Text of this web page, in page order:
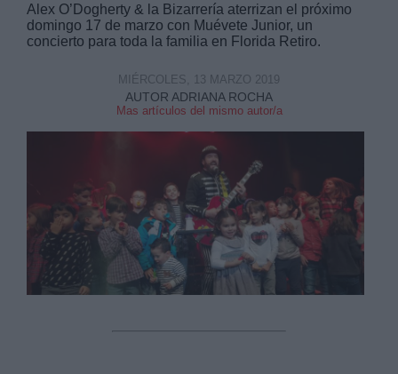
Alex O’Dogherty & la Bizarrería aterrizan el próximo
domingo 17 de marzo con Muévete Junior, un
concierto para toda la familia en Florida Retiro.
AUTOR ADRIANA ROCHA
Mas artículos del mismo autor/a
MIÉRCOLES, 13 MARZO 2019